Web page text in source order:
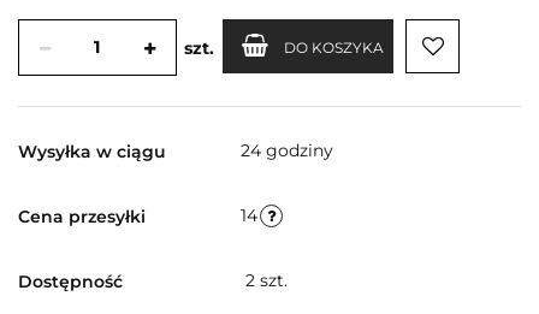
szt. DO KOSZYKA
Wysyłka w ciągu 24 godziny
Cena przesyłki 14
Dostępność 2 szt.